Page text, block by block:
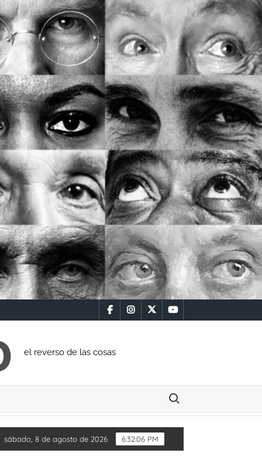
facebookinstagram
x youtube
el reverso de las cosas
Buscar:
Diputada Daylín García adquiere inmueble con casi
sábado, 8 de agosto de 2026 6:32:08 PM